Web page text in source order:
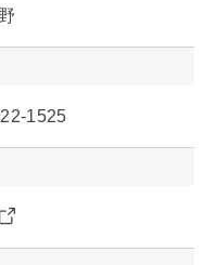
1525